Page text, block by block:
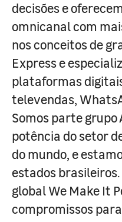
decisões e
omnicanal com
nos conceitos de
Express e
plataformas
televendas,
Somos parte grupo
potência do setor
do mundo, e
estados
global We Make It
compromissos